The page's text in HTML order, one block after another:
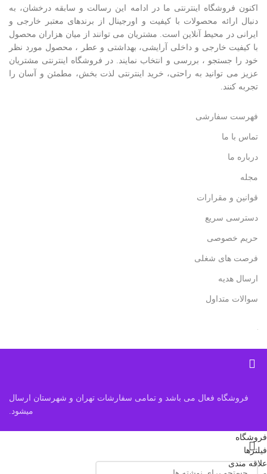
اکنون فروشگاه اینترنتی ما در ادامه اين رسالت و سابقه درخشان، به
دنبال ارائه محصولات با کيفيت و اورجينال از برندهای معتبر خارجی و
ايرانی در محيط آنلاين است. مشتريان می توانند از ميان هزاران محصول
با کيفيت خارجی و داخلی آرایشی، بهداشتی و عطر ، محصول مورد نظر
خود را جستجو ، بررسی و انتخاب نمايند. در فروشگاه اینترنتی مشتريان
عزیز می توانيد به راحتی، خرید اینترنتی لذت بخش، مطمئن و آسان را
تجربه کنند.
فهرست سفارشی
تماس با ما
درباره ما
مجله
قوانین و مقرارات
دسترسی سریع
حریم خصوصی
فرصت های شغلی
ارسال هدیه
سوالات متداول
فروشگاه فعال می باشد و تمامی سفارشات تهران و شهرستان ارسال
میشود.
فروشگاه
فیلترها
علاقه مندی